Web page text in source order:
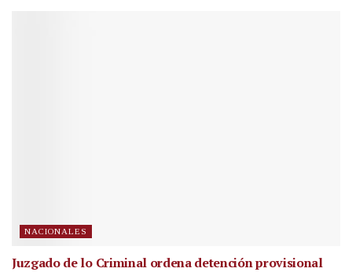
NACIONALES
Juzgado de lo Criminal ordena detención provisional